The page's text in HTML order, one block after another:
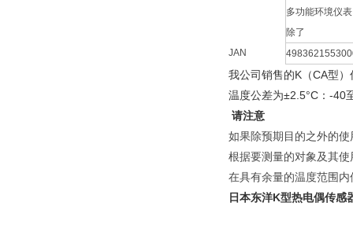
多功能环境仪
除了
JAN
我公司销售的K（CA型
温度公差为±2.5°C：-40
请注意
如果除预期目的之外的
根据要测量的对象及其
在具有余量的温度范围
日本东洋K型热电偶传感